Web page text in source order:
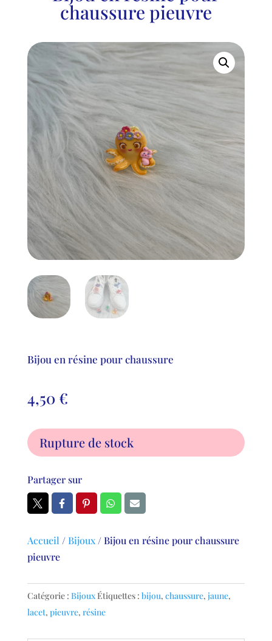
chaussure pieuvre
Bijou en résine pour chaussure
4,50 €
Rupture de stock
Partager sur
Accueil /Bijoux/Bijou en résine pour chaussure
pieuvre
Catégorie : Bijoux Étiquettes : bijou, chaussure, jaune,
lacet, pieuvre, résine